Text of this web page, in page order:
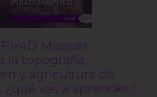
Mapper
la topografía,
y agricultura de
¿qué vas a aprender?